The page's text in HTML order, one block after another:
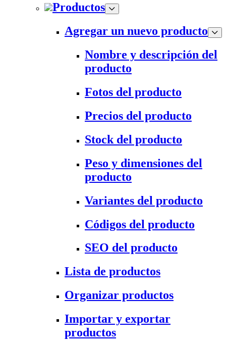
Productos
Agregar un nuevo producto
Nombre y descripción del
producto
Fotos del producto
Precios del producto
Stock del producto
Peso y dimensiones del
producto
Variantes del producto
Códigos del producto
SEO del producto
Lista de productos
Organizar productos
Importar y exportar
productos